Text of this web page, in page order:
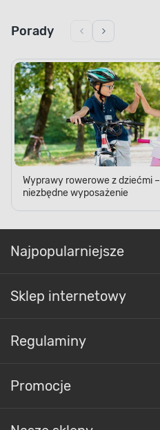
Porady
Wyprawy rowerowe z dziećmi –
niezbędne wyposażenie
Najpopularniejsze
Sklep internetowy
Regulaminy
Promocje